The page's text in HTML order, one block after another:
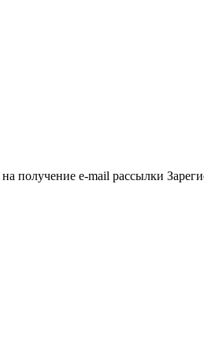
на получение e-mail рассылки